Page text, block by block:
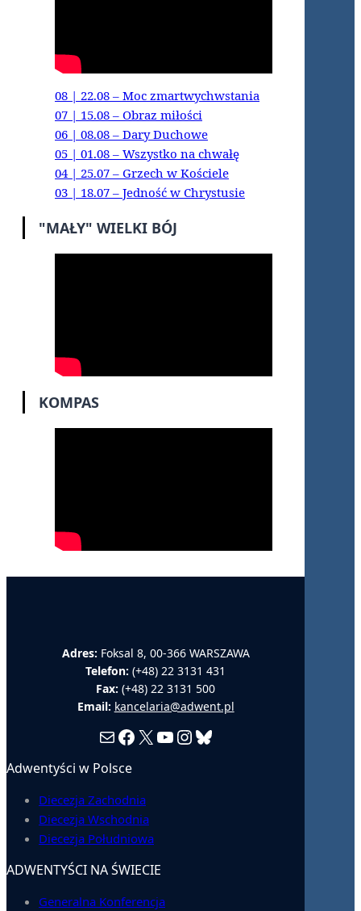
08 | 22.08 – Moc zmartwychwstania
07 | 15.08 – Obraz miłości
06 | 08.08 – Dary Duchowe
05 | 01.08 – Wszystko na chwałę
04 | 25.07 – Grzech w Kościele
03 | 18.07 – Jedność w Chrystusie
"MAŁY" WIELKI BÓJ
KOMPAS
Adres: Foksal 8, 00-366 WARSZAWA
Telefon: (+48) 22 3131 431
Fax: (+48) 22 3131 500
Email: kancelaria@adwent.pl
MailFacebook
X YouTube
Instagram
Bluesky
Adwentyści w Polsce
Diecezja Zachodnia
Diecezja Wschodnia
Diecezja Południowa
ADWENTYŚCI NA ŚWIECIE
Generalna Konferencja